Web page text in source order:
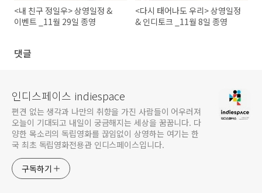
<내 친구 정일우> 상영일정 &
이벤트 _11월 29일 종영
<다시 태어나도 우리> 상영일정
& 인디토크 _11월 8일 종영
댓글
인디스페이스 indiespace
편견 없는 생각과 나만의 취향을 가진 사람들이 어우러져
오늘이 기대되고 내일이 궁금해지는 세상을 꿈꿉니다. 다
양한 목소리의 독립영화를 끊임없이 상영하는 여기는 한
국 최초 독립영화전용관 인디스페이스입니다.
구독하기